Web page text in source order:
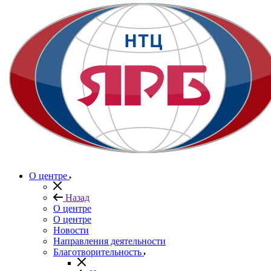
О центре
Назад
О центре
О центре
Новости
Направления деятельности
Благотворительность